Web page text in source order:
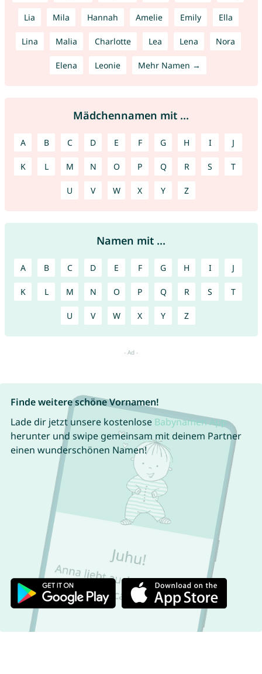
Lia Mila Hannah Amelie Emily Ella
Lina Malia Charlotte Lea Lena Nora
Elena Leonie Mehr Namen →
Mädchennamen mit ...
A B C D E F G H I J
K L M N O P Q R S T
U V W X Y Z
Namen mit ...
A B C D E F G H I J
K L M N O P Q R S T
U V W X Y Z
Finde weitere schöne Vornamen!
Lade dir jetzt unsere kostenlose Babynamen App
herunter und swipe gemeinsam mit deinem Partner
einen wunderschönen Namen!